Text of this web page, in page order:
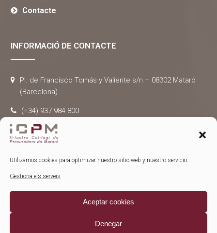
Utilizamos cookies para optimizar nuestro sitio web y nuestro servicio.
Gestiona els serveis
Aceptar cookies
Denegar
Contacte
INFORMACIÓ DE CONTACTE
Pl. de Francisco Tomás y Valiente s/n – 08302 Mataró
(Barcelona)
(+34) 937 984 800
administracio@colpromat.com
Avís legal